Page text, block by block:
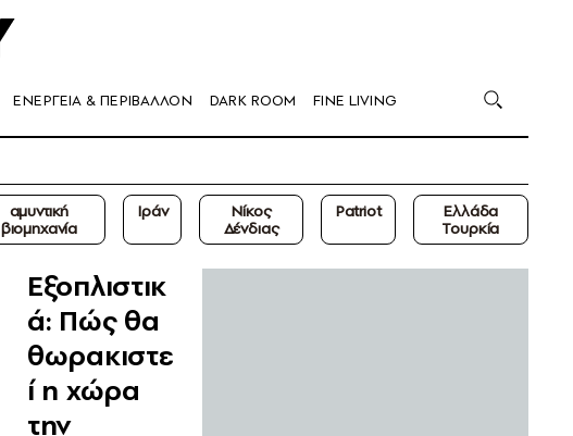
ΕΝΕΡΓΕΙΑ & ΠΕΡΙΒΑΛΛΟΝ DARK ROOM FINE LIVING
αμυντική
βιομηχανία
Ιράν
Νίκος
Δένδιας
Patriot
Ελλάδα
Τουρκία
Εξοπλιστικ
ά: Πώς θα
θωρακιστε
ί η χώρα
την